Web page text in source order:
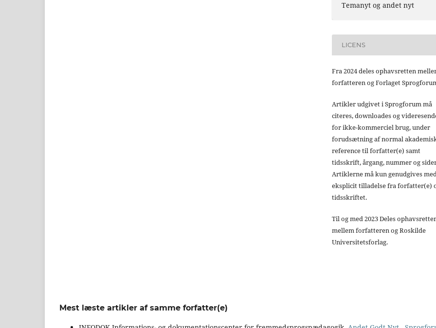
Temanyt og andet nyt
LICENS
Fra 2024 deles ophavsretten
forfatteren og Forlaget
Artikler udgivet i Sprogforum må
citeres, downloades og
for ikke-kommerciel brug, under
forudsætning af normal
reference til forfatter(e) samt
tidsskrift, årgang, nummer og
Artiklerne må kun genudgives
eksplicit tilladelse fra forfatter(e)
tidsskriftet.
Til og med 2023 Deles
mellem forfatteren og Roskilde
Universitetsforlag.
Mest læste artikler af samme forfatter(e)